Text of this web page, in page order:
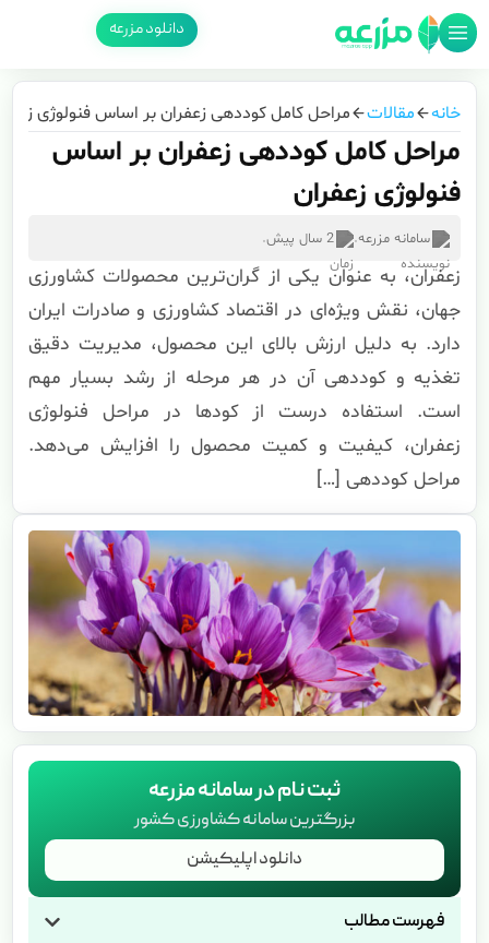
دانلود مزرعه
خانه مقالات مراحل کامل کوددهی زعفران بر اساس فنولوژی
مراحل کامل کوددهی زعفران بر اساس
فنولوژی زعفران
سامانه مزرعه. 2 سال پیش .
زعفران، به عنوان یکی از گران‌ترین محصولات کشاورزی
جهان، نقش ویژه‌ای در اقتصاد کشاورزی و صادرات ایران
دارد. به دلیل ارزش بالای این محصول، مدیریت دقیق
تغذیه و کوددهی آن در هر مرحله از رشد بسیار مهم
است. استفاده درست از کودها در مراحل فنولوژی
زعفران، کیفیت و کمیت محصول را افزایش می‌دهد.
مراحل کوددهی […]
ثبت نام در سامانه مزرعه
بزرگترین سامانه کشاورزی کشور
دانلود اپلیکیشن
فهرست مطالب